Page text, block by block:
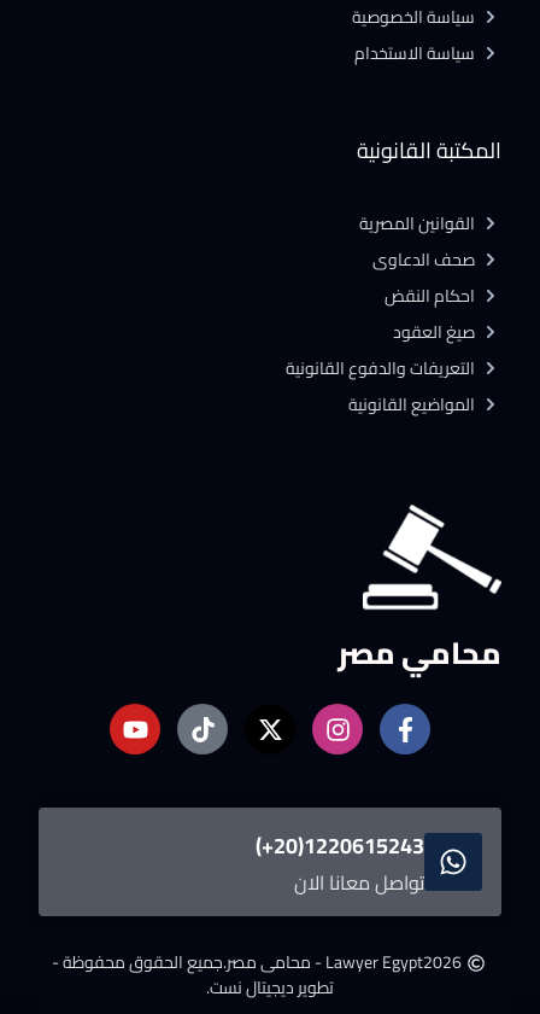
محامي مصر
1220615243(20+)
تواصل معانا الان
2026Lawyer Egypt - محامى مصر.
جميع الحقوق محفوظة -
تطوير ديجيتال نست.
المكتبة القانونية
القوانين المصرية
صحف الدعاوى
احكام النقض
صيغ العقود
التعريفات والدفوع القانونية
المواضيع القانونية
سياسة الخصوصية
سياسة الاستخدام